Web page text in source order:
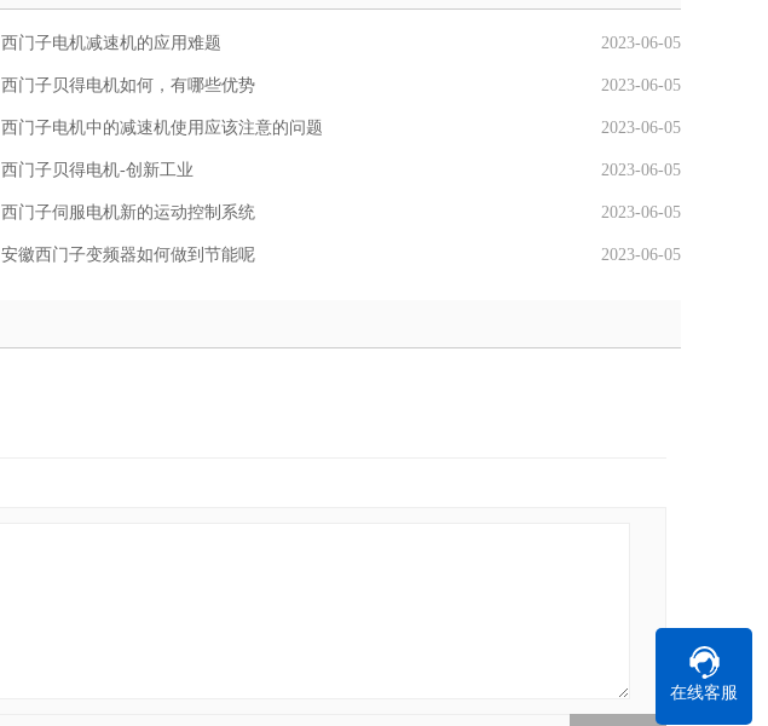
西门子电机减速机的应用难题 2023-06-05
西门子贝得电机如何，有哪些优势 2023-06-05
西门子电机中的减速机使用应该注意的问题 2023-06-05
西门子贝得电机-创新工业 2023-06-05
西门子伺服电机新的运动控制系统 2023-06-05
安徽西门子变频器如何做到节能呢 2023-06-05
在线客服